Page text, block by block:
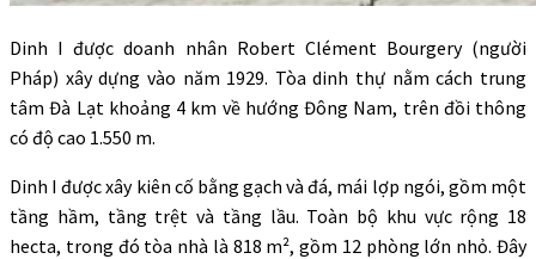
Dinh I được doanh nhân Robert Clément Bourgery (người
Pháp) xây dựng vào năm 1929. Tòa dinh thự nằm cách trung
tâm Đà Lạt khoảng 4 km về hướng Đông Nam, trên đồi thông
có độ cao 1.550 m.
Dinh I được xây kiên cố bằng gạch và đá, mái lợp ngói, gồm một
tầng hầm, tầng trệt và tầng lầu. Toàn bộ khu vực rộng 18
hecta, trong đó tòa nhà là 818 m², gồm 12 phòng lớn nhỏ. Đây